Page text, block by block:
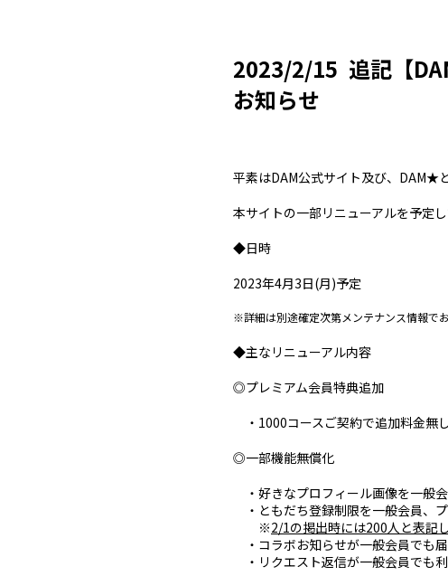
2023/2/15 追記【
お知らせ
平素はDAM公式サイト及び、DAM★
本サイトの一部リニューアルを予定
◆日時
2023年4月3日(月)予定
※詳細は別途確定次第メンテナンス情報でお
◆主なリニューアル内容
◎プレミアム会員特典追加
・1000コースご契約で追加料金無
◎一部機能無償化
・好きなプロフィール画像を一般会
・ともだち登録制限を一般会員、プ
※ 2/1の掲出時には200人と表記
・コラボお知らせが一般会員でも届
・リクエスト返信が一般会員でも利